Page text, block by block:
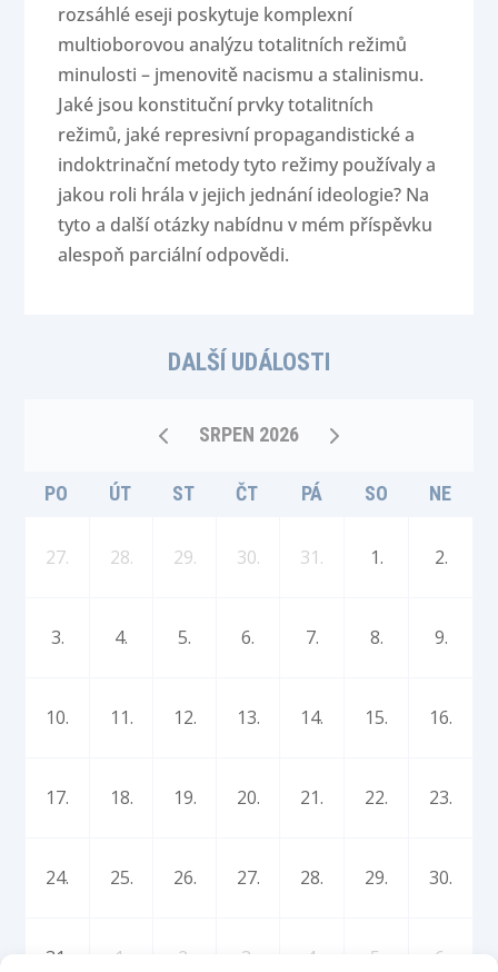
rozsáhlé eseji poskytuje komplexní
multioborovou analýzu totalitních režimů
minulosti – jmenovitě nacismu a stalinismu.
Jaké jsou konstituční prvky totalitních
režimů, jaké represivní propagandistické a
indoktrinační metody tyto režimy používaly a
jakou roli hrála v jejich jednání ideologie? Na
tyto a další otázky nabídnu v mém příspěvku
alespoň parciální odpovědi.
DALŠÍ UDÁLOSTI
SRPEN 2026
PO ÚT ST ČT PÁ SO NE
27. 28. 29. 30. 31. 1. 2.
3. 4. 5. 6. 7. 8. 9.
10. 11. 12. 13. 14. 15. 16.
17. 18. 19. 20. 21. 22. 23.
24. 25. 26. 27. 28. 29. 30.
31. 1. 2. 3. 4. 5. 6.